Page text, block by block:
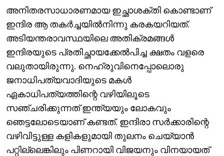
അനിതരസാധാരണമായ ഇച്ഛാശക്തി കൊണ്ടാണ്
ഇന്ദിര ആ തകർച്ചയിൽനിന്നു കരകയറിയത്.
അടിയന്തരാവസ്ഥയിലെ അതിക്രമങ്ങൾ
ഇന്ദിരയുടെ പ്രതിച്ഛായക്കേൽപിച്ച ക്ഷതം വളരെ
വലുതായിരുന്നു. നെഹ്രുവിനെപ്പോലൊരു
ജനാധിപത്യവാദിയുടെ മകൾ
ഏകാധിപത്യത്തിന്റെ വഴിയിലൂടെ
സഞ്ചരിക്കുന്നത് ഇന്ത്യയും ലോകവും
ഞെട്ടലോടെയാണ് കണ്ടത്. ഇന്ദിരാ സർക്കാരിന്റെ
വഴിവിട്ടുള്ള കളികളുമായി തുലനം ചെയ്യാൻ
പറ്റില്ലെങ്കിലും പിണറായി വിജയനും വിനയായത്